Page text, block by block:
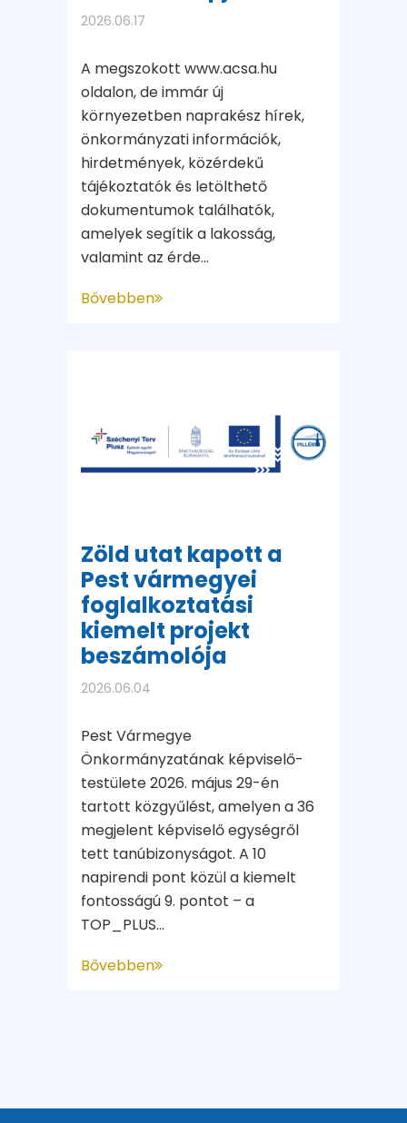
2026.06.17
A megszokott www.acsa.hu
oldalon, de immár új
környezetben naprakész hírek,
önkormányzati információk,
hirdetmények, közérdekű
tájékoztatók és letölthető
dokumentumok találhatók,
amelyek segítik a lakosság,
valamint az érde...
Bővebben
Zöld utat kapott a
Pest vármegyei
foglalkoztatási
kiemelt projekt
beszámolója
2026.06.04
Pest Vármegye
Önkormányzatának képviselő-
testülete 2026. május 29-én
tartott közgyűlést, amelyen a 36
megjelent képviselő egységről
tett tanúbizonyságot. A 10
napirendi pont közül a kiemelt
fontosságú 9. pontot – a
TOP_PLUS...
Bővebben